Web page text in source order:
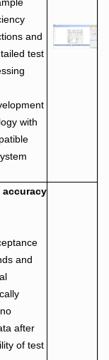
and
test
with
accuracy
and
after
of test